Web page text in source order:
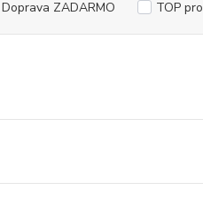
Doprava ZADARMO TOP